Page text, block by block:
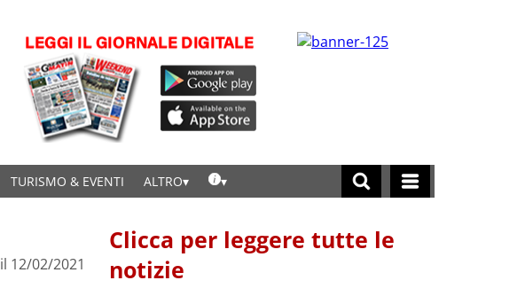
TURISMO & EVENTI ALTRO
il 12/02/2021
Clicca per leggere tutte le
notizie